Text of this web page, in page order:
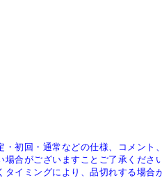
・初回・通常などの仕様、コメント
場合がございますことご了承ください
タイミングにより、品切れする場合